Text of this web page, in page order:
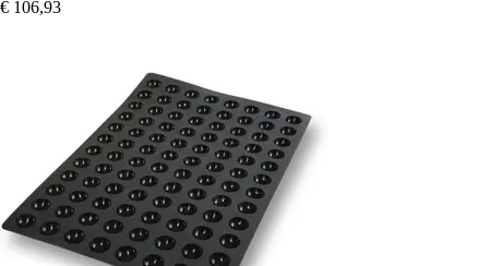
€ 106,93